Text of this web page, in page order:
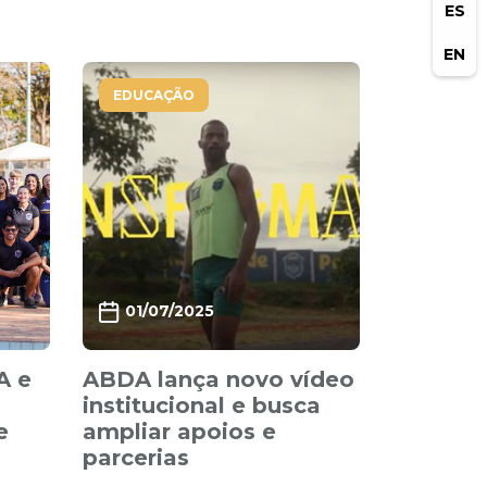
ES
EN
e
EDUCAÇÃO
01/07/2025
ABDA lança novo vídeo
institucional e busca
ampliar apoios e
parcerias